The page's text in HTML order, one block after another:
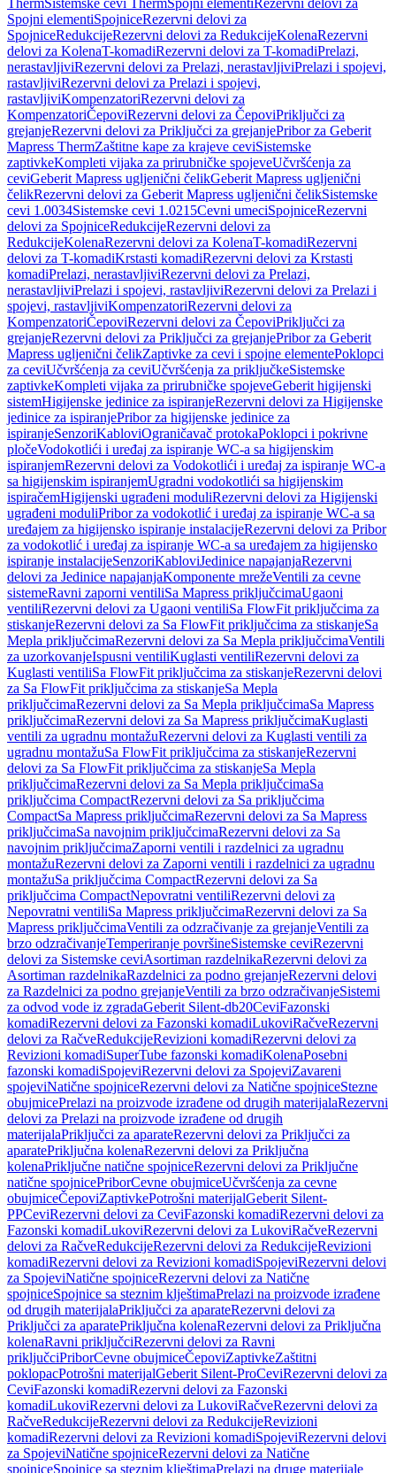
ThermSistemske cevi ThermSpojni elementi Rezervni delovi za
Spojni elementiSpojniceRezervni delovi za
SpojniceRedukcijeRezervni delovi za RedukcijeKolenaRezervni
delovi za KolenaT-komadiRezervni delovi za T-komadiPrelazi,
nerastavljiviRezervni delovi za Prelazi, nerastavljiviPrelazi i spojevi,
rastavljiviRezervni delovi za Prelazi i spojevi,
rastavljiviKompenzatoriRezervni delovi za
KompenzatoriČepoviRezervni delovi za ČepoviPriključci za
grejanjeRezervni delovi za Priključci za grejanjePribor za Geberit
Mapress ThermZaštitne kape za krajeve ceviSistemske
zaptivkeKompleti vijaka za prirubničke spojeveUčvršćenja za
ceviGeberit Mapress ugljenični čelikGeberit Mapress ugljenični
čelikRezervni delovi za Geberit Mapress ugljenični čelikSistemske
cevi 1.0034Sistemske cevi 1.0215Cevni umeciSpojniceRezervni
delovi za SpojniceRedukcijeRezervni delovi za
RedukcijeKolenaRezervni delovi za KolenaT-komadiRezervni
delovi za T-komadiKrstasti komadiRezervni delovi za Krstasti
komadiPrelazi, nerastavljiviRezervni delovi za Prelazi,
nerastavljiviPrelazi i spojevi, rastavljiviRezervni delovi za Prelazi i
spojevi, rastavljiviKompenzatoriRezervni delovi za
KompenzatoriČepoviRezervni delovi za ČepoviPriključci za
grejanjeRezervni delovi za Priključci za grejanjePribor za Geberit
Mapress ugljenični čelikZaptivke za cevi i spojne elementePoklopci
za ceviUčvršćenja za ceviUčvršćenja za priključkeSistemske
zaptivkeKompleti vijaka za prirubničke spojeveGeberit higijenski
sistemHigijenske jedinice za ispiranjeRezervni delovi za Higijenske
jedinice za ispiranjePribor za higijenske jedinice za
ispiranjeSenzoriKabloviOgraničavač protokaPoklopci i pokrivne
pločeVodokotlići i uređaj za ispiranje WC-a sa higijenskim
ispiranjemRezervni delovi za Vodokotlići i uređaj za ispiranje WC-a
sa higijenskim ispiranjemUgradni vodokotlići sa higijenskim
ispiračemHigijenski ugrađeni moduliRezervni delovi za Higijenski
ugrađeni moduliPribor za vodokotlić i uređaj za ispiranje WC-a sa
uređajem za higijensko ispiranje instalacijeRezervni delovi za Pribor
za vodokotlić i uređaj za ispiranje WC-a sa uređajem za higijensko
ispiranje instalacijeSenzoriKabloviJedinice napajanjaRezervni
delovi za Jedinice napajanjaKomponente mrežeVentili za cevne
sistemeRavni zaporni ventiliSa Mapress priključcimaUgaoni
ventiliRezervni delovi za Ugaoni ventiliSa FlowFit priključcima za
stiskanjeRezervni delovi za Sa FlowFit priključcima za stiskanjeSa
Mepla priključcimaRezervni delovi za Sa Mepla priključcimaVentili
za uzorkovanjeIspusni ventiliKuglasti ventiliRezervni delovi za
Kuglasti ventiliSa FlowFit priključcima za stiskanjeRezervni delovi
za Sa FlowFit priključcima za stiskanjeSa Mepla
priključcimaRezervni delovi za Sa Mepla priključcimaSa Mapress
priključcimaRezervni delovi za Sa Mapress priključcimaKuglasti
ventili za ugradnu montažuRezervni delovi za Kuglasti ventili za
ugradnu montažuSa FlowFit priključcima za stiskanjeRezervni
delovi za Sa FlowFit priključcima za stiskanjeSa Mepla
priključcimaRezervni delovi za Sa Mepla priključcimaSa
priključcima CompactRezervni delovi za Sa priključcima
CompactSa Mapress priključcimaRezervni delovi za Sa Mapress
priključcimaSa navojnim priključcimaRezervni delovi za Sa
navojnim priključcimaZaporni ventili i razdelnici za ugradnu
montažuRezervni delovi za Zaporni ventili i razdelnici za ugradnu
montažuSa priključcima CompactRezervni delovi za Sa
priključcima CompactNepovratni ventiliRezervni delovi za
Nepovratni ventiliSa Mapress priključcimaRezervni delovi za Sa
Mapress priključcimaVentili za odzračivanje za grejanjeVentili za
brzo odzračivanjeTemperiranje površineSistemske ceviRezervni
delovi za Sistemske ceviAsortiman razdelnikaRezervni delovi za
Asortiman razdelnikaRazdelnici za podno grejanjeRezervni delovi
za Razdelnici za podno grejanjeVentili za brzo odzračivanjeSistemi
za odvod vode iz zgradaGeberit Silent-db20CeviFazonski
komadiRezervni delovi za Fazonski komadiLukoviRačveRezervni
delovi za RačveRedukcijeRevizioni komadiRezervni delovi za
Revizioni komadiSuperTube fazonski komadiKolenaPosebni
fazonski komadiSpojeviRezervni delovi za SpojeviZavareni
spojeviNatične spojniceRezervni delovi za Natične spojniceStezne
obujmicePrelazi na proizvode izrađene od drugih materijalaRezervni
delovi za Prelazi na proizvode izrađene od drugih
materijalaPriključci za aparateRezervni delovi za Priključci za
aparatePriključna kolenaRezervni delovi za Priključna
kolenaPriključne natične spojniceRezervni delovi za Priključne
natične spojnicePriborCevne obujmiceUčvršćenja za cevne
obujmiceČepoviZaptivkePotrošni materijalGeberit Silent-
PPCeviRezervni delovi za CeviFazonski komadiRezervni delovi za
Fazonski komadiLukoviRezervni delovi za LukoviRačveRezervni
delovi za RačveRedukcijeRezervni delovi za RedukcijeRevizioni
komadiRezervni delovi za Revizioni komadiSpojeviRezervni delovi
za SpojeviNatične spojniceRezervni delovi za Natične
spojniceSpojnice sa steznim klještimaPrelazi na proizvode izrađene
od drugih materijalaPriključci za aparateRezervni delovi za
Priključci za aparatePriključna kolenaRezervni delovi za Priključna
kolenaRavni priključciRezervni delovi za Ravni
priključciPriborCevne obujmiceČepoviZaptivkeZaštitni
poklopacPotrošni materijalGeberit Silent-ProCeviRezervni delovi za
CeviFazonski komadiRezervni delovi za Fazonski
komadiLukoviRezervni delovi za LukoviRačveRezervni delovi za
RačveRedukcijeRezervni delovi za RedukcijeRevizioni
komadiRezervni delovi za Revizioni komadiSpojeviRezervni delovi
za SpojeviNatične spojniceRezervni delovi za Natične
spojniceSpojnice sa steznim klještimaPrelazi na druge materijale